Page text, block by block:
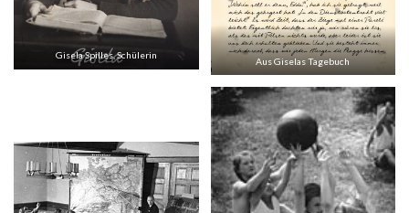
Gisela Spilles, Schülerin
Aus Giselas Tagebuch